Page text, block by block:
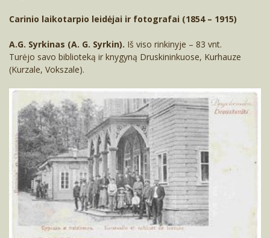
Inne wille, pensjonaty, domy gościnne i
Ratniczanka
Ulice
Świątynie
Inne obiekty
Jezioro Druskonis
Willa Linksma
hotele
Ratniczanka
Ulice
Świątynie
Dzisiejszy (po 1990 r.)
Ratniczanka
Park lecznicy
Ulice
Świątynie
Inne obiekty
Niemen
Ratniczanka
Park lecznicy
Ulice
Świątynie
Carinio laikotarpio leidėjai ir fotografai (1854 – 1915)
A.G. Syrkinas (A. G. Syrkin). Iš viso rinkinyje – 83 vnt.
Turėjo savo biblioteką ir knygyną Druskininkuose, Kurhauze
(Kurzale, Vokszale).